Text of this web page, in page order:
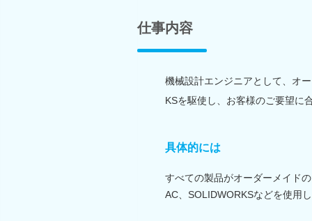
仕事内容
機械設計エンジニアとして、オ
KSを駆使し、お客様のご要望に
具体的には
すべての製品がオーダーメイド
AC、SOLIDWORKSなどを使用